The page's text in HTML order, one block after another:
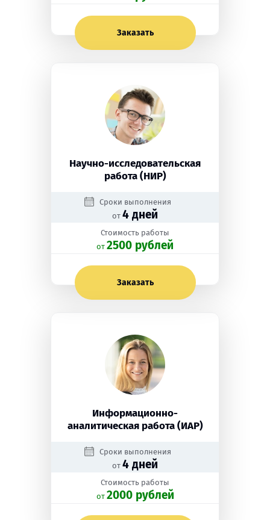
Заказать
Научно-исследовательская
работа (НИР)
Сроки выполнения
от 4 дней
Стоимость работы
oт 2500 рублей
Заказать
Информационно-
аналитическая работа (ИАР)
Сроки выполнения
от 4 дней
Стоимость работы
oт 2000 рублей